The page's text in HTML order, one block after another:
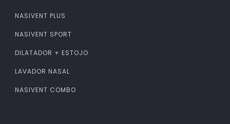
NASIVENT PLUS
NASIVENT SPORT
DILATADOR + ESTOJO
LAVADOR NASAL
NASIVENT COMBO